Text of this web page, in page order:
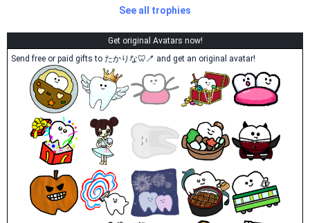
See all trophies
Get original Avatars now!
Send free or paid gifts to たかりな🦷🪥 and get an original avatar!